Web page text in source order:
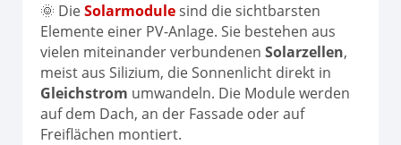
🌞 DieSolarmodulesind die sichtbarsten
Elemente einer PV-Anlage. Sie bestehen aus
vielen miteinander verbundenen Solarzellen,
meist aus Silizium, die Sonnenlicht direkt in
Gleichstrom umwandeln. Die Module werden
auf dem Dach, an der Fassade oder auf
Freiflächen montiert.